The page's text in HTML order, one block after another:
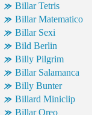
Billar Tetris
Billar Matematico
Billar Sexi
Bild Berlin
Billy Pilgrim
Billar Salamanca
Billy Bunter
Billard Miniclip
Billar Oreo